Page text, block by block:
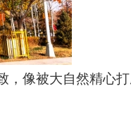
像被大自然精心打